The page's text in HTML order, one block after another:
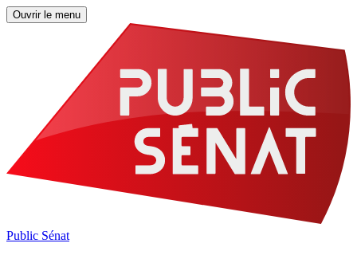
Ouvrir le menu
Public Sénat